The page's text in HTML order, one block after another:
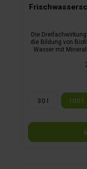
Die
die Bildung von
Wasser mit
30 l
100 l